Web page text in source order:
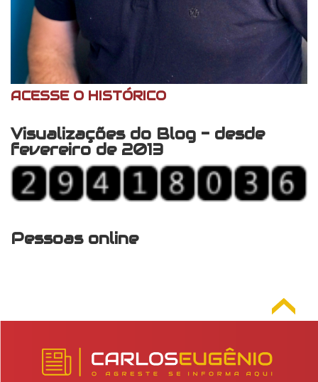
ACESSE O HISTÓRICO
Visualizações do Blog - desde
fevereiro de 2013
Pessoas online